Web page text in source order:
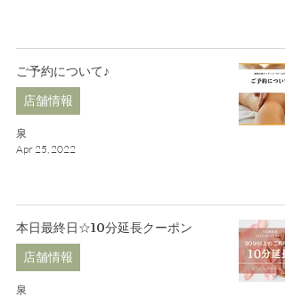
ご予約について♪
店舗情報
泉
Apr 25, 2022
本日最終日☆10分延長クーポン
店舗情報
泉